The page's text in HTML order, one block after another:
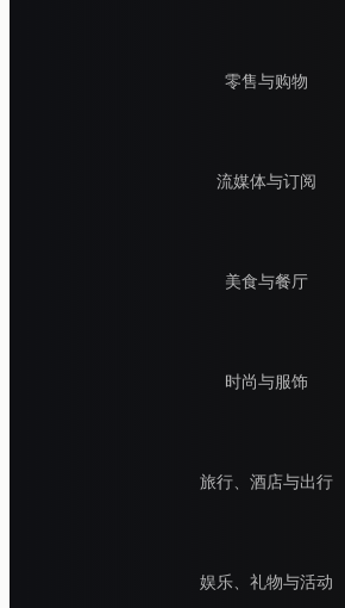
零售与购物
流媒体与订阅
美食与餐厅
时尚与服饰
旅行、酒店与出行
娱乐、礼物与活动